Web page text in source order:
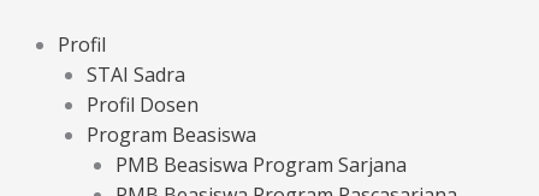
Profil
STAI Sadra
Profil Dosen
Program Beasiswa
PMB Beasiswa Program Sarjana